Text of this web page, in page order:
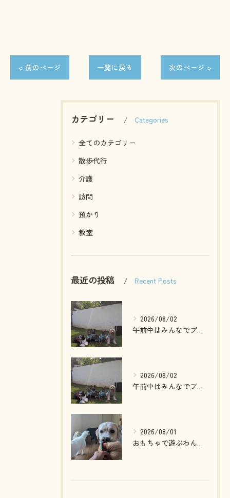
< 前のページ 一覧に戻る 次のページ >
カテゴリー Categories
全てのカテゴリー
散歩代行
介護
訪問
預かり
教室
最近の投稿 Recent Posts
2026/08/02
午前中はみんなでプール入ったりランで走って遊ぶわんこさん💓
2026/08/02
午前中はみんなでプール入ったりランで走って遊ぶわんこさん💓
2026/08/01
おもちゃで遊ぶわんこさん💓